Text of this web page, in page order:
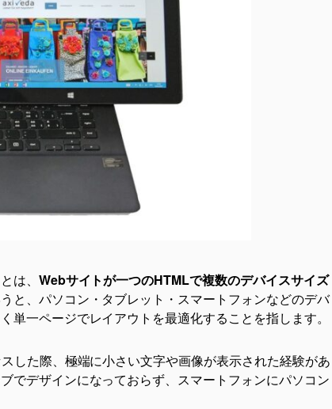
期
は、 Webサイトが一つのHTMLで複数のデバイスサイズ
と、パソコン・タブレット・スマートフォンなどのデバ
一ページでレイアウトを最適化することを指します。
した際、極端に小さい文字や画像が表示された経験があ
でデザインになっておらず、スマートフォンにパソコン